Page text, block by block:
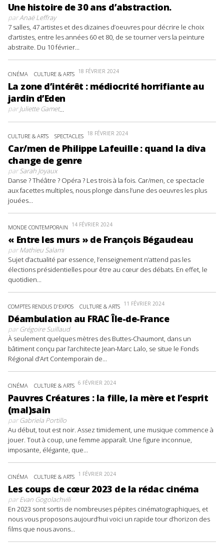
Une histoire de 30 ans d’abstraction.
parAnaë Leffray
7 salles, 47 artistes et des dizaines d’oeuvres pour décrire le choix
d’artistes, entre les années 60 et 80, de se tourner vers la peinture
abstraite. Du 10 février...
CINÉMA CULTURE & ARTS 18 FÉVRIER 2024
La zone d’intérêt : médiocrité horrifiante au
jardin d’Eden
parJuliette Gamet...
CULTURE & ARTS SPECTACLES 18 FÉVRIER 2024
Car/men de Philippe Lafeuille : quand la diva
change de genre
parSarah Joyaux
Danse ? Théâtre ? Opéra ? Les trois à la fois. Car/men, ce spectacle
aux facettes multiples, nous plonge dans l’une des oeuvres les plus
jouées...
MONDE CONTEMPORAIN 14 FÉVRIER 2024
« Entre les murs » de François Bégaudeau
parMathieu Salami
Sujet d’actualité par essence, l’enseignement n’attend pas les
élections présidentielles pour être au cœur des débats. En effet, le
quotidien...
COMPTES RENDUS D'EXPOS CULTURE & ARTS 11 FÉVRIER 2024
Déambulation au FRAC Île-de-France
parGrégoire Suillaud
À seulement quelques mètres des Buttes-Chaumont, dans un
bâtiment conçu par l’architecte Jean-Marc Lalo, se situe le Fonds
Régional d’Art Contemporain de...
CINÉMA CULTURE & ARTS 6 FÉVRIER 2024
Pauvres Créatures : la fille, la mère et l’esprit
(mal)sain
parGabriela Portillo
Au début, tout est noir. Assez timidement, une musique commence à
jouer. Tout à coup, une femme apparaît. Une figure inconnue,
imposante, élégante, que...
CINÉMA CULTURE & ARTS 1 FÉVRIER 2024
Les coups de cœur 2023 de la rédac cinéma
parEvan Gogolachvili
En 2023 sont sortis de nombreuses pépites cinématographiques, et
nous vous proposons aujourd’hui voici un rapide tour d’horizon des
films que nous avons...